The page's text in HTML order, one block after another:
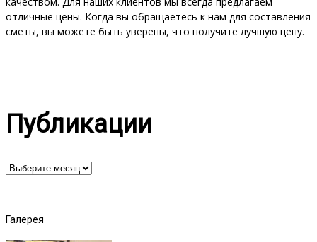
отличные цены. Когда вы обращаетесь к нам для составления
сметы, вы можете быть уверены, что получите лучшую цену.
Публикации
Публикации
Галерея